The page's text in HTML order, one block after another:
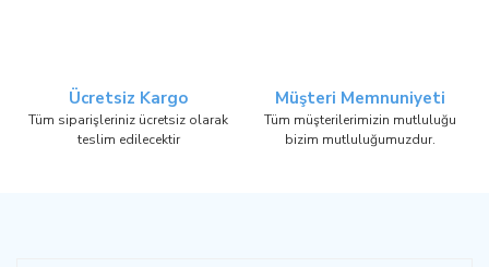
Ücretsiz Kargo
Tüm siparişleriniz ücretsiz olarak
teslim edilecektir
Müşteri Memnuniyeti
Tüm müşterilerimizin mutluluğu
bizim mutluluğumuzdur.